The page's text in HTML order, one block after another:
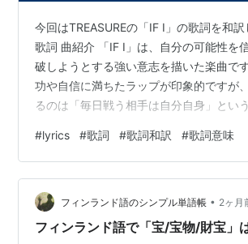
今回はTREASUREの「IF I」の歌詞を和
歌詞 曲紹介 「IF I」は、自分の可能性を
破しようとする強い意志を描いた楽曲で
功や自信に満ちたラップが印象的ですが
るのは「毎日戦う相手は自分自身」とい
も、自身が抱える弱さや迷いを乗り越え
する姿が歌詞に表現されています。特に
everyday（毎日、自分自身との勝負）」
は、この曲のメインテーマともいえるフ
ます。 また、「勝てば愛されるが、勝ち
#lyrics #歌詞 #歌詞和訳 #歌詞意味
フィンランド語のシンプル単語帳 • 2ヶ月
フィンランド語で「宝/宝物/財宝」